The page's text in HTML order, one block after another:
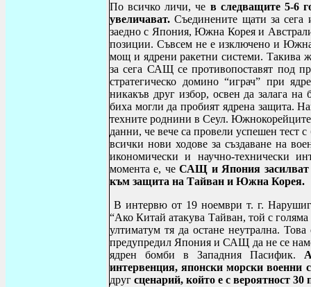
По всичко личи, че в следващите 5-6
увеличават. Съединените щати за сега
заедно с Япония, Южна Корея и
позиции. Съвсем не е изключено и
мощ и ядрени ракетни системи. Такива
за сега САЩ се противопоставят под
стратегическо домино “играч” при
никакъв друг избор, освен да залага на
биха могли да пробият ядрена защита.
техните роднини в Сеул.
данни, че вече са провели успешен тест
всички нови ходове за създаване на
икономически и научно-технически
момента е, чеСАЩ и Япония засилват
към защита на Тайван и Южна Корея.
В интервю от 19 ноември т. г.
“Ако Китай атакува Тайван, той с
ултиматум тя да остане неутрална.
предупредил Япония и САЩ да не се
ядрен бомби в Западния Пасифик.
интервенция, японски морски
друг сценарий, който е с вероятност 30